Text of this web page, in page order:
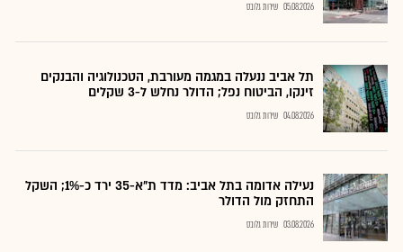
05.08.2026 שירות גלובס
תל אביב ננעלה במגמה מעורבת, הטכנולוגיה והבנקים
זינקו, הביטוח נפל; הדולר נחלש ל-3 שקלים
04.08.2026 שירות גלובס
נעילה אדומה בתל אביב: מדד ת"א-35 ירד כ-1%; השקל
התחזק מול הדולר
03.08.2026 שירות גלובס